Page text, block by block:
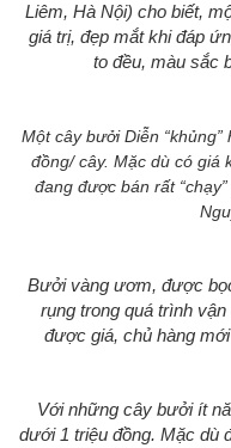
Liêm, Hà Nội) cho biết,
giá trị, đẹp mắt khi đáp
to đều, màu sắc
Một cây bưởi Diễn
đồng/ cây. Mặc dù có giá
đang được bán rất
Bưởi vàng ươm, được
rụng trong quá trình
được giá, chủ hàng
Với những cây bưởi ít
dưới 1 triệu đồng. Mặc dù